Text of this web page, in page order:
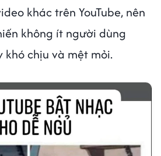
khác trên YouTube, nên
không ít người dùng
khó chịu và mệt mỏi.